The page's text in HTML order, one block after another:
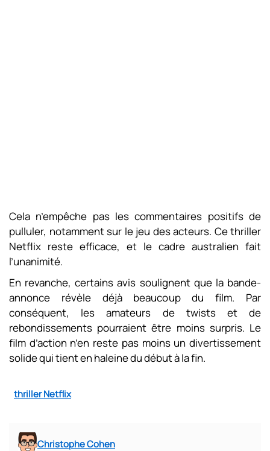
Cela n’empêche pas les commentaires positifs de
pulluler, notamment sur le jeu des acteurs. Ce thriller
Netflix reste efficace, et le cadre australien fait
l’unanimité.
En revanche, certains avis soulignent que la bande-
annonce révèle déjà beaucoup du film. Par
conséquent, les amateurs de twists et de
rebondissements pourraient être moins surpris. Le
film d’action n’en reste pas moins un divertissement
solide qui tient en haleine du début à la fin.
thriller Netflix
Christophe Cohen